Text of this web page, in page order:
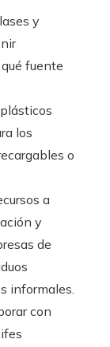
y
fuente
los
o
a
y
de
informales.
con